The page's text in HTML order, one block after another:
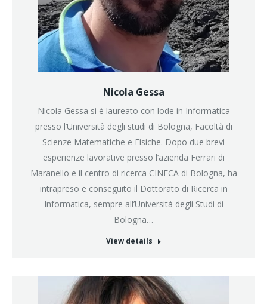
Nicola Gessa
Nicola Gessa si è laureato con lode in Informatica
presso l’Università degli studi di Bologna, Facoltà di
Scienze Matematiche e Fisiche. Dopo due brevi
esperienze lavorative presso l’azienda Ferrari di
Maranello e il centro di ricerca CINECA di Bologna, ha
intrapreso e conseguito il Dottorato di Ricerca in
Informatica, sempre all’Università degli Studi di
Bologna…
View details